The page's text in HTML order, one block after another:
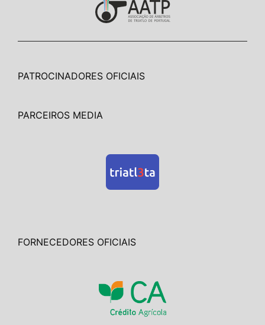
PATROCINADORES OFICIAIS
PARCEIROS MEDIA
FORNECEDORES OFICIAIS